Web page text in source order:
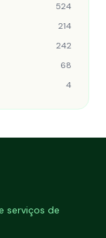
524
214
242
68
4
serviços de